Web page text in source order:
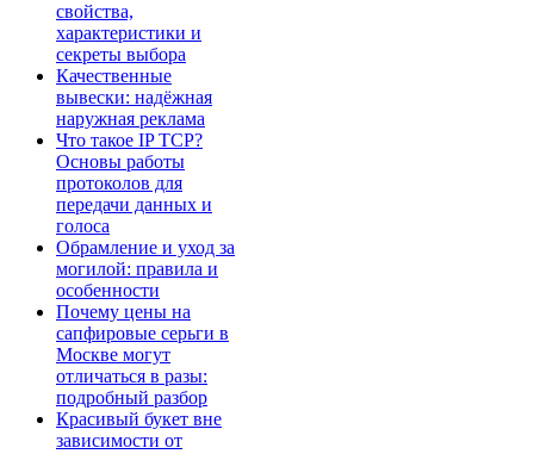
свойства,
характеристики и
секреты выбора
Качественные
вывески: надёжная
наружная реклама
Что такое IP TCP?
Основы работы
протоколов для
передачи данных и
голоса
Обрамление и уход за
могилой: правила и
особенности
Почему цены на
сапфировые серьги в
Москве могут
отличаться в разы:
подробный разбор
Красивый букет вне
зависимости от